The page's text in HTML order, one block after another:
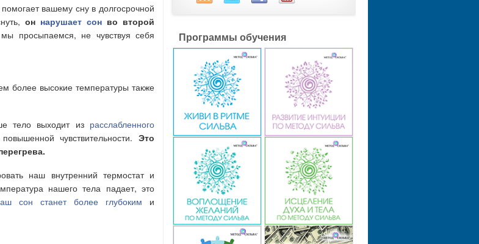
вашему сну в долгосрочной
он нарушает сон во второй
просыпаемся, не чувствуя себя
более высокие температуры также
тело выходит из расслабленного
чувствительности. Это
наш внутренний термостат и
нашего тела падает, это
сон станет более глубоким и
Программы обучения